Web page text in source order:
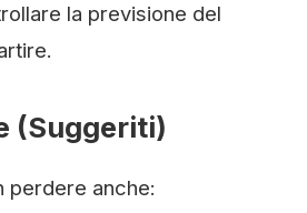
la previsione del
(Suggeriti)
perdere anche: